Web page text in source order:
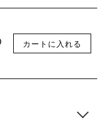
カートに入れる